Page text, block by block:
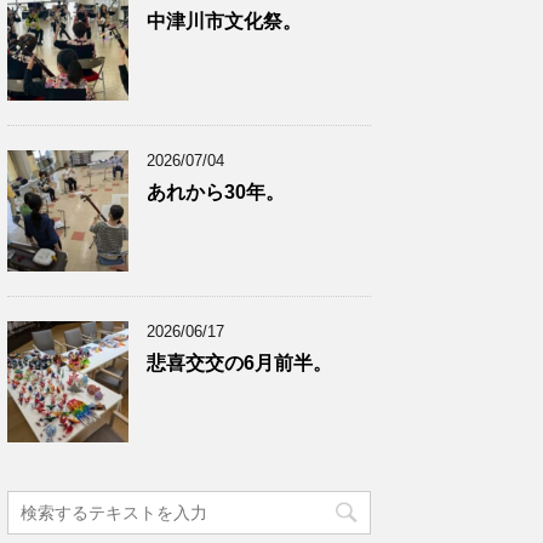
中津川市文化祭。
2026/07/04
あれから30年。
2026/06/17
悲喜交交の6月前半。